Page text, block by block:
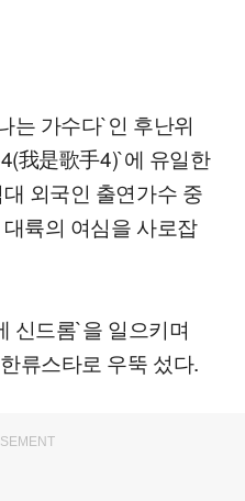
는 가수다`인 후난위
我是歌手4)`에 유일한
외국인 출연가수 중
륙의 여심을 사로잡
신드롬`을 일으키며
류스타로 우뚝 섰다.